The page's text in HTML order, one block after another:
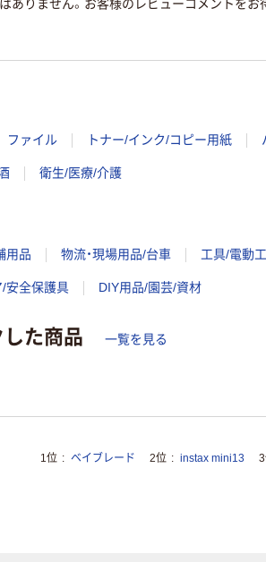
ありません。お客様のレビューコメントをお
ファイル トナー/インク/コピー用紙
衛生/医療/介護
用品 物流・現場用品/台車 工具/電動
安全保護具 DIY用品/園芸/資材
た商品 一覧を見る
1位 ベイブレード 2位 instax mini13